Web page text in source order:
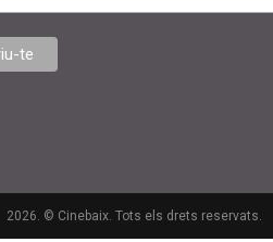
2026. © Cinebaix. Tots els drets reservats.